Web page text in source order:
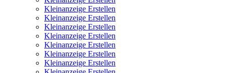
Kleinanzeige Erstellen
Kleinanzeige Erstellen
Kleinanzeige Erstellen
Kleinanzeige Erstellen
Kleinanzeige Erstellen
Kleinanzeige Erstellen
Kleinanzeige Erstellen